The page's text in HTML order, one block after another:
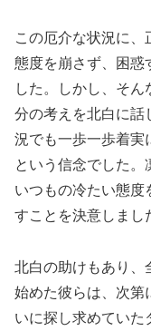
この厄介な状況に、
態度を崩さず、困惑
した。しかし、そ
分の考えを北白に話
況でも一歩一歩着実
という信念でした。
いつもの冷たい態度
すことを決意しまし
北白の助けもあり、
始めた彼らは、次第
いに探し求めていた